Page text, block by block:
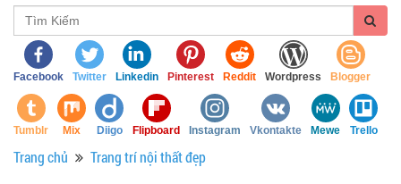
Facebook Twitter Linkedin Pinterest Reddit Wordpress Blogger
Tumblr Mix Diigo Flipboard Instagram Vkontakte Mewe Trello
Trang chủ Trang trí nội thất đẹp